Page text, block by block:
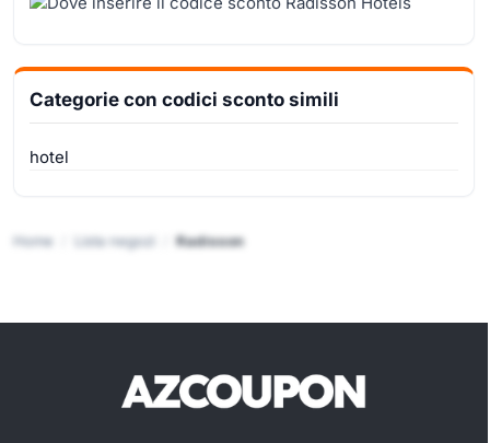
Categorie con codici sconto simili
hotel
Home Lista negozi Radisson